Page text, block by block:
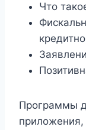
Что
Программы